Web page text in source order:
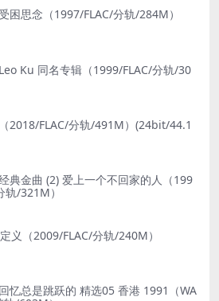
困思念（1997/FLAC/分轨/284M）
Ku 同名专辑（1999/FLAC/分轨/30
2018/FLAC/分轨/491M）(24bit/44.1
典金曲 (2) 爱上一个不回家的人（199
轨/321M）
义（2009/FLAC/分轨/240M）
忆总是跳跃的 精选05 香港 1991（WA